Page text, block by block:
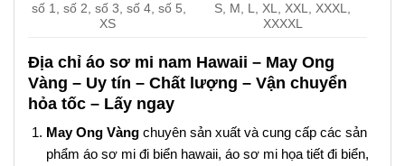
số 1, số 2, số 3, số 4, số 5,
XS
S, M, L, XL, XXL, XXXL,
XXXXL
Địa chỉ áo sơ mi nam Hawaii – May Ong
Vàng – Uy tín – Chất lượng – Vận chuyển
hỏa tốc – Lấy ngay
May Ong Vàngchuyên sản xuất và cung cấp các sản
phẩm áo sơ mi đi biển hawaii, áo sơ mi họa tiết đi biển,